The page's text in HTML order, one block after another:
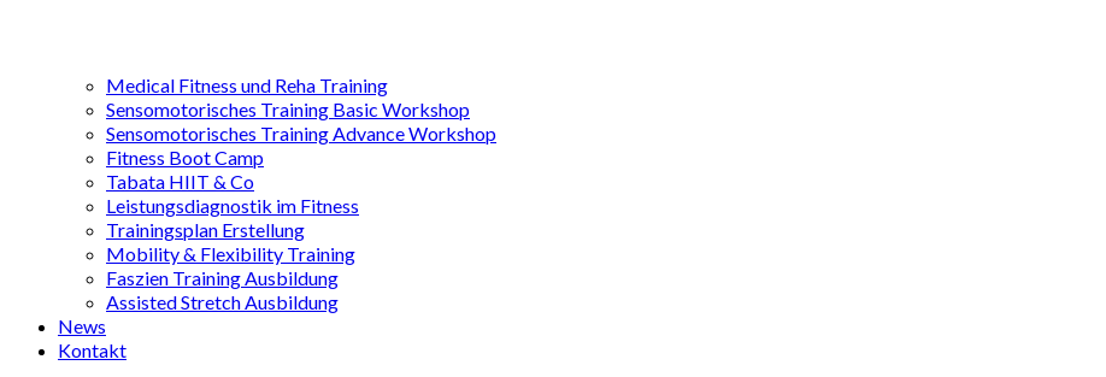
Medical Fitness und Reha Training
Sensomotorisches Training Basic Workshop
Sensomotorisches Training Advance Workshop
Fitness Boot Camp
Tabata HIIT & Co
Leistungsdiagnostik im Fitness
Trainingsplan Erstellung
Mobility & Flexibility Training
Faszien Training Ausbildung
Assisted Stretch Ausbildung
News
Kontakt